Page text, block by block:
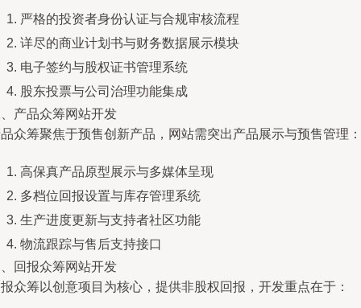
严格的投资者身份认证与合规审核流程
详尽的商业计划书与财务数据展示模块
电子签约与股权证书管理系统
股东投票与公司治理功能集成
产品众筹网站开发
众筹聚焦于预售创新产品，网站需突出产品展示与预售管理：
高保真产品原型展示与多媒体呈现
多档位回报设置与库存管理系统
生产进度更新与支持者社区功能
物流跟踪与售后支持接口
回报众筹网站开发
众筹以创意项目为核心，提供非股权回报，开发重点在于：